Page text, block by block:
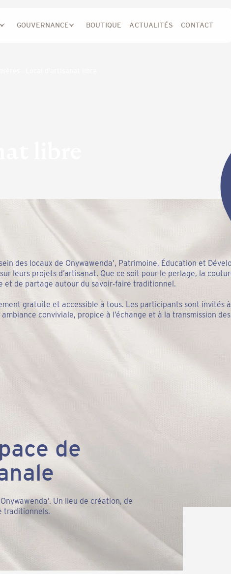
GOUVERNANCE BOUTIQUE ACTUALITÉS CONTACT
des locaux de Onywawenda’, Patrimoine, Éducation et
leurs projets d’artisanat. Que ce soit pour le perlage, la
et de partage autour du savoir-faire traditionnel.
gratuite et accessible à tous. Les participants sont invités
conviviale, propice à l’échange et à la transmission
de
Un lieu de création, de
traditionnels.